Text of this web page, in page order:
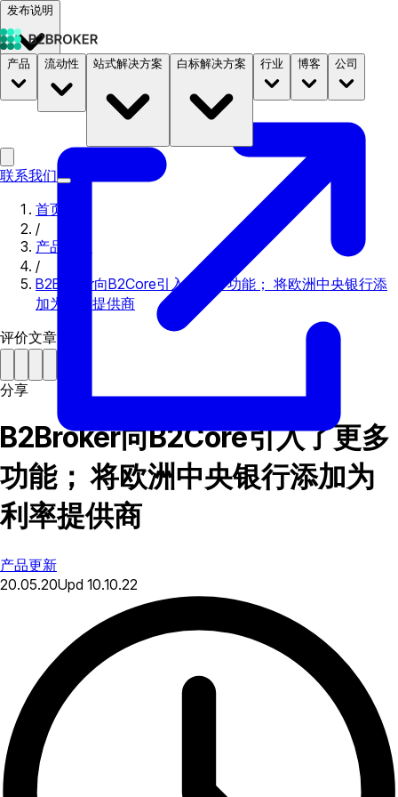
发布说明
文档 定价 B2STORE
产品 流动性 站式解决方案 白标解决方案 行业 博客 公司
联系我们
首页
/
产品更新
/
B2Broker向B2Core引入了更多功能； 将欧洲中央银行添
加为利率提供商
评价文章
分享
B2Broker向B2Core引入了更多
功能； 将欧洲中央银行添加为
利率提供商
产品更新
20.05.20Upd 10.10.22